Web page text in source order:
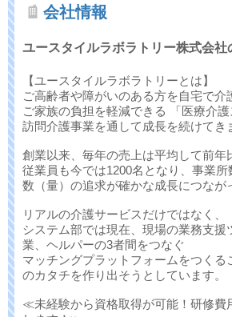
会社情報
ユースタイルラボラトリー株式会社
【ユースタイルラボラトリーとは】
ご高齢者や障がいのある方を自宅で介
ご家族の負担を軽減できる 「医療介
訪問介護事業を通して成長を続けてき
創業以来、毎年の売上は平均して前年
従業員も今では1200名となり、事業所
数（量）の追求が確かな成長につなが
リアルの介護サービスだけではなく、
システム部では現在、現場の業務支援
業、ヘルパーの3者間をつなぐ
マッチングプラットフォームをつくる
のカタチを作り出そうとしています。
≪未経験から資格取得が可能！研修費